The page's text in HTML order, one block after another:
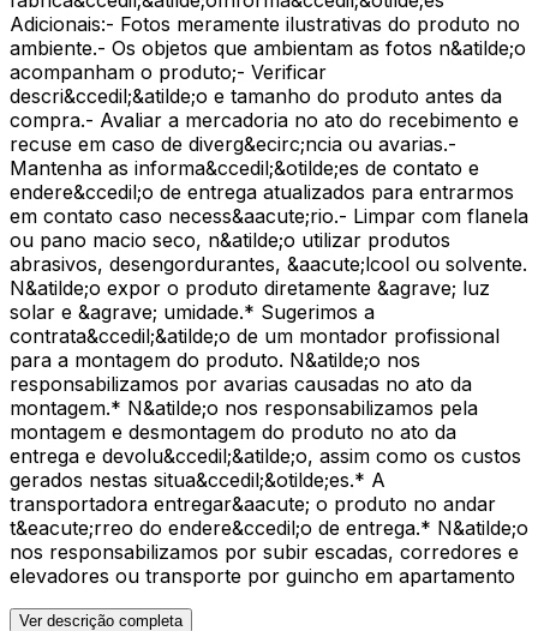
Adicionais:- Fotos meramente ilustrativas do produto no
ambiente.- Os objetos que ambientam as fotos n&atilde;o
acompanham o produto;- Verificar
descri&ccedil;&atilde;o e tamanho do produto antes da
compra.- Avaliar a mercadoria no ato do recebimento e
recuse em caso de diverg&ecirc;ncia ou avarias.-
Mantenha as informa&ccedil;&otilde;es de contato e
endere&ccedil;o de entrega atualizados para entrarmos
em contato caso necess&aacute;rio.- Limpar com flanela
ou pano macio seco, n&atilde;o utilizar produtos
abrasivos, desengordurantes, &aacute;lcool ou solvente.
N&atilde;o expor o produto diretamente &agrave; luz
solar e &agrave; umidade.* Sugerimos a
contrata&ccedil;&atilde;o de um montador profissional
para a montagem do produto. N&atilde;o nos
responsabilizamos por avarias causadas no ato da
montagem.* N&atilde;o nos responsabilizamos pela
montagem e desmontagem do produto no ato da
entrega e devolu&ccedil;&atilde;o, assim como os custos
gerados nestas situa&ccedil;&otilde;es.* A
transportadora entregar&aacute; o produto no andar
t&eacute;rreo do endere&ccedil;o de entrega.* N&atilde;o
nos responsabilizamos por subir escadas, corredores e
elevadores ou transporte por guincho em apartamento
Ver descrição completa